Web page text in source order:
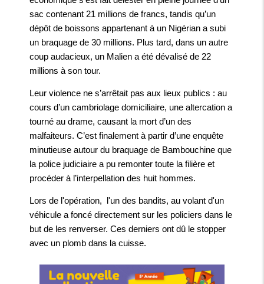
sac contenant 21 millions de francs, tandis qu’un
dépôt de boissons appartenant à un Nigérian a subi
un braquage de 30 millions. Plus tard, dans un autre
coup audacieux, un Malien a été dévalisé de 22
millions à son tour.
Leur violence ne s’arrêtait pas aux lieux publics : au
cours d’un cambriolage domiciliaire, une altercation a
tourné au drame, causant la mort d’un des
malfaiteurs. C’est finalement à partir d’une enquête
minutieuse autour du braquage de Bambouchine que
la police judiciaire a pu remonter toute la filière et
procéder à l’interpellation des huit hommes.
Lors de l'opération, l'un des bandits, au volant d'un
véhicule a foncé directement sur les policiers dans le
but de les renverser. Ces derniers ont dû le stopper
avec un plomb dans la cuisse.